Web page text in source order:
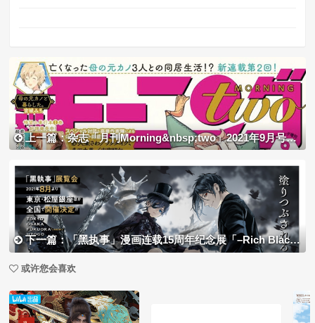
上一篇：杂志「月刊Morning&nbsp;two」2021年9月号封面公开
下一篇：「黑执事」漫画连载15周年纪念展「–Rich Black–」商品公开
或许您会喜欢